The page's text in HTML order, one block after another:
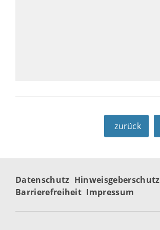
zurück
Datenschutz Hinweisgeberschutz
Barrierefreiheit Impressum